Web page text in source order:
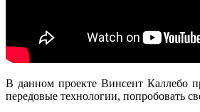
В данном проекте Винсент Каллебо
передовые технологии, попробовать